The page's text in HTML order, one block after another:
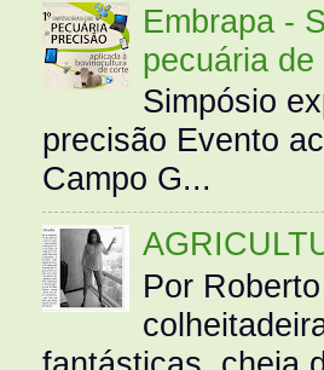
Embrapa -
pecuária
Simpósio
precisão Evento
Campo G...
Por